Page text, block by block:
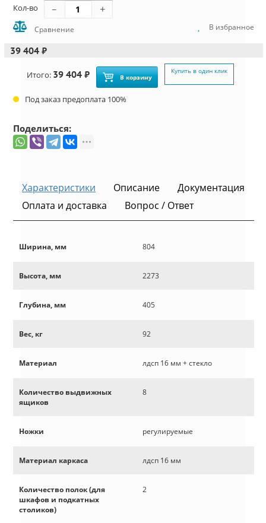
Кол-во
Сравнение В избранное
39 404 ₽
Итого: 39 404 ₽ В корзину
Купить в один клик
Под заказ предоплата 100%
Поделиться:
Характеристики Описание
Документация
Оплата и доставка
Вопрос / Ответ
Ширина, мм 804
Высота, мм 2273
Глубина, мм 405
Вес, кг 92
Материал лдсп 16 мм + стекло
Количество выдвижных
ящиков
8
Ножки регулируемые
Материал каркаса лдсп 16 мм
Количество полок (для
шкафов и подкатных
столиков)
2